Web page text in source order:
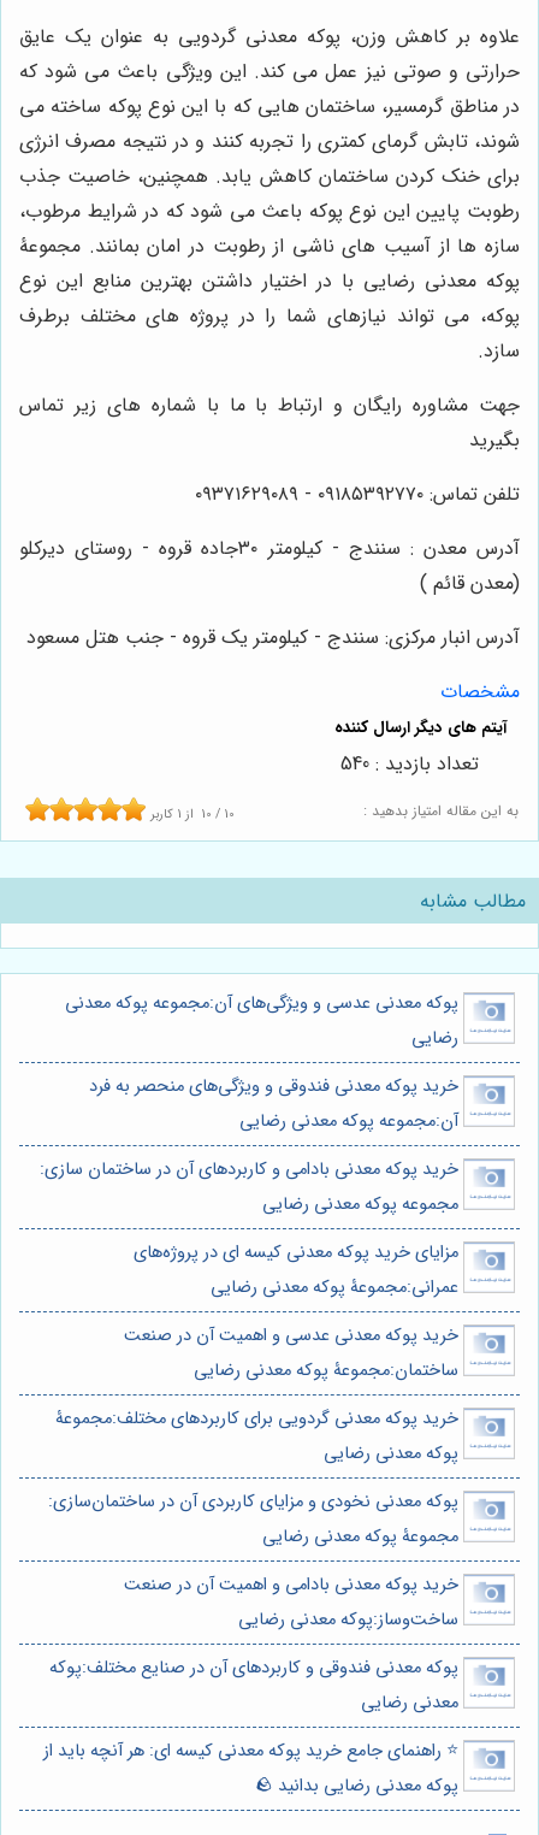
علاوه بر کاهش وزن، پوکه معدنی گردویی به عنوان یک عایق
حرارتی و صوتی نیز عمل می کند. این ویژگی باعث می شود که
در مناطق گرمسیر، ساختمان هایی که با این نوع پوکه ساخته می
شوند، تابش گرمای کمتری را تجربه کنند و در نتیجه مصرف انرژی
برای خنک کردن ساختمان کاهش یابد. همچنین، خاصیت جذب
رطوبت پایین این نوع پوکه باعث می شود که در شرایط مرطوب،
سازه ها از آسیب های ناشی از رطوبت در امان بمانند. مجموعۀ
پوکه معدنی رضایی با در اختیار داشتن بهترین منابع این نوع
پوکه، می تواند نیازهای شما را در پروژه های مختلف برطرف
سازد.
جهت مشاوره رایگان و ارتباط با ما با شماره های زیر تماس
بگیرید
تلفن تماس: ۰۹۱۸۵۳۹۲۷۷۰ - ۰۹۳۷۱۶۲۹۰۸۹
آدرس معدن : سنندج - کیلومتر ۳۰جاده قروه - روستای دیرکلو
(معدن قائم )
آدرس انبار مرکزی: سنندج - کیلومتر یک قروه - جنب هتل مسعود
مشخصات
به این مقاله امتیاز بدهید : 10 / 10 از1 کاربر
تعداد بازدید : 540
مطالب مشابه
پوکه معدنی عدسی و ویژگی‌های آن:مجموعه پوکه معدنی
رضایی
خرید پوکه معدنی فندوقی و ویژگی‌های منحصر به فرد
آن:مجموعه پوکه معدنی رضایی
خرید پوکه معدنی بادامی و کاربردهای آن در ساختمان سازی:
مجموعه پوکه معدنی رضایی
مزایای خرید پوکه معدنی کیسه ای در پروژه‌های
عمرانی:مجموعۀ پوکه معدنی رضایی
خرید پوکه معدنی عدسی و اهمیت آن در صنعت
ساختمان:مجموعۀ پوکه معدنی رضایی
خرید پوکه معدنی گردویی برای کاربردهای مختلف:مجموعۀ
پوکه معدنی رضایی
پوکه معدنی نخودی و مزایای کاربردی آن در ساختمان‌سازی:
مجموعۀ پوکه معدنی رضایی
خرید پوکه معدنی بادامی و اهمیت آن در صنعت
ساخت‌وساز:پوکه معدنی رضایی
پوکه معدنی فندوقی و کاربردهای آن در صنایع مختلف:پوکه
معدنی رضایی
⭐️ راهنمای جامع خرید پوکه معدنی کیسه ای: هر آنچه باید از
پوکه معدنی رضایی بدانید 🪨